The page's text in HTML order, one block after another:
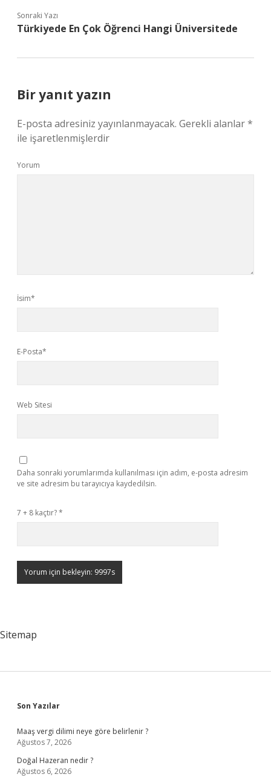
Sonraki Yazı
Türkiyede En Çok Öğrenci Hangi Üniversitede
Bir yanıt yazın
E-posta adresiniz yayınlanmayacak. Gerekli alanlar*
ile işaretlenmişlerdir
Yorum
İsim*
E-Posta*
Web Sitesi
Daha sonraki yorumlarımda kullanılması için adım, e-posta adresim
ve site adresim bu tarayıcıya kaydedilsin.
7 + 8 kaçtır?*
Sitemap
Sidebar
Son Yazılar
Maaş vergi dilimi neye göre belirlenir ?
Ağustos 7, 2026
Doğal Hazeran nedir ?
Ağustos 6, 2026